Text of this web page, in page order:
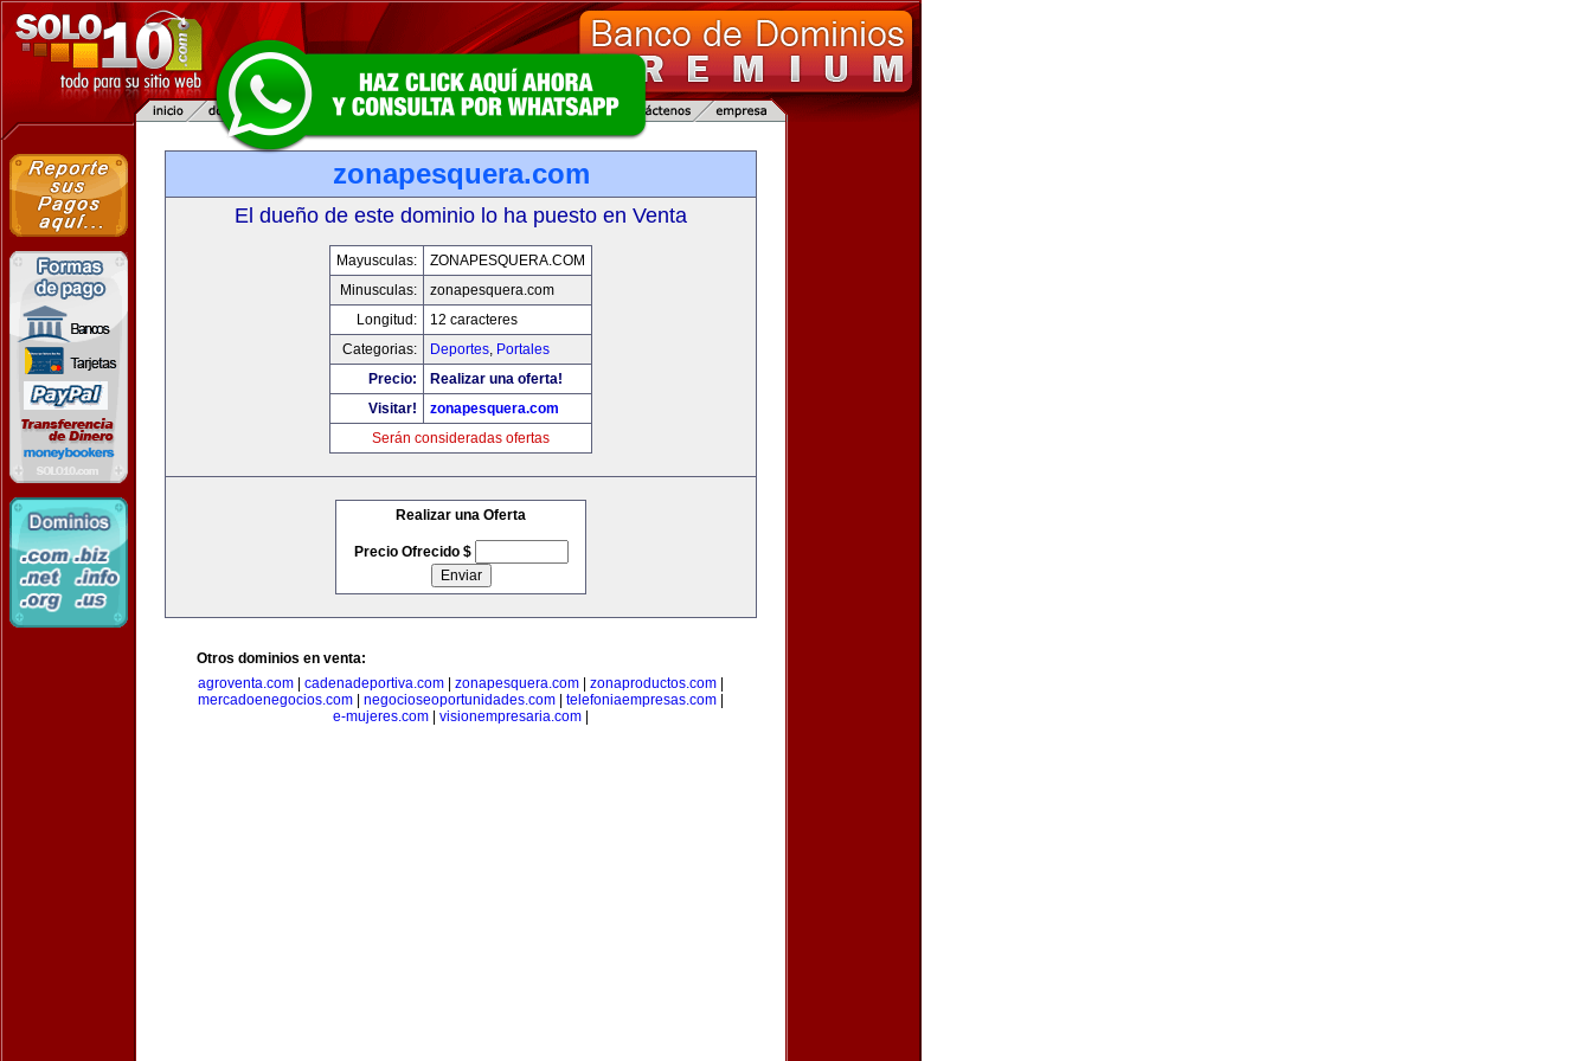
zonapesquera.com
El dueño de este dominio lo ha puesto en Venta
Mayusculas:
ZONAPESQUERA.COM
Minusculas:
zonapesquera.com
Longitud:
12 caracteres
Categorias:
Deportes, Portales
Precio:
Realizar una oferta!
Visitar!
zonapesquera.com
Serán consideradas ofertas
Realizar una Oferta
Precio Ofrecido $
Otros dominios en venta:
agroventa.com
cadenadeportiva.com zonapesquera.com zonaproductos.com
mercadoenegocios.com
negocioseoportunidades.com telefoniaempresas.com
e-mujeres.com
visionempresaria.com